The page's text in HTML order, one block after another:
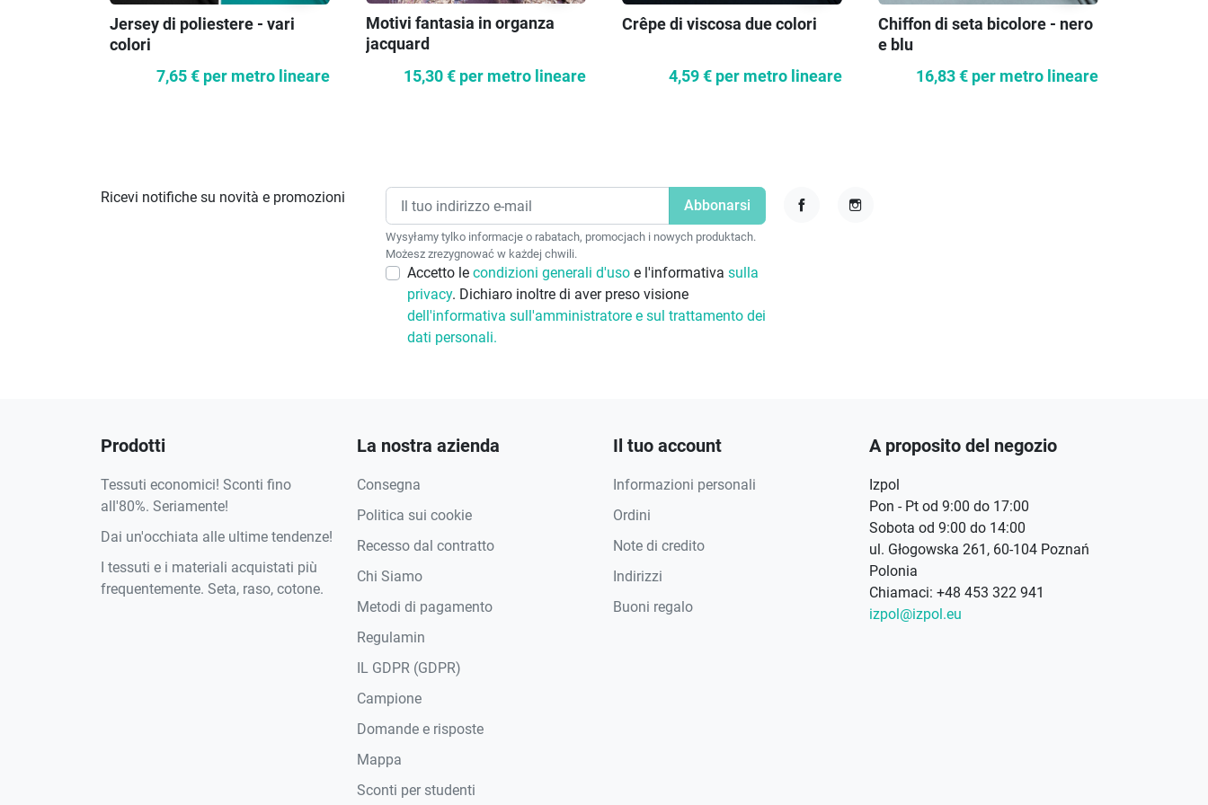
Jersey di poliestere - vari
colori
7,65 € per metro lineare
Motivi fantasia in organza
jacquard
15,30 € per metro lineare
Crêpe di viscosa due colori
4,59 € per metro lineare
Chiffon di seta bicolore - nero
e blu
16,83 € per metro lineare
Ricevi notifiche su novità e promozioni
Wysyłamy tylko informacje o rabatach, promocjach i nowych produktach.
Możesz zrezygnować w każdej chwili.
Accetto le condizioni generali d'uso e l'informativa sulla
privacy. Dichiaro inoltre di aver preso visione
dell'informativa sull'amministratore e sul trattamento dei
dati personali.
Prodotti
Tessuti economici! Sconti fino
all'80%. Seriamente!
Dai un'occhiata alle ultime tendenze!
I tessuti e i materiali acquistati più
frequentemente. Seta, raso, cotone.
La nostra azienda
Consegna
Politica sui cookie
Recesso dal contratto
Chi Siamo
Metodi di pagamento
Regulamin
IL GDPR (GDPR)
Campione
Domande e risposte
Mappa
Sconti per studenti
Il tuo account
Informazioni personali
Ordini
Note di credito
Indirizzi
Buoni regalo
A proposito del negozio
Izpol
Pon - Pt od 9:00 do 17:00
Sobota od 9:00 do 14:00
ul. Głogowska 261, 60-104 Poznań
Polonia
Chiamaci: +48 453 322 941
izpol@izpol.eu